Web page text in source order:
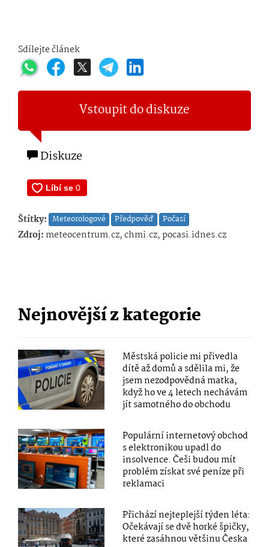
Sdílejte článek
Vstoupit do diskuze
Diskuze
Štítky: Meteorologové Předpověď Počasí
Zdroj: meteocentrum.cz, chmi.cz, pocasi.idnes.cz
Nejnovější z kategorie
Městská policie mi přivedla
dítě až domů a sdělila mi, že
jsem nezodpovědná matka,
když ho ve 4 letech nechávám
jít samotného do obchodu
Populární internetový obchod
s elektronikou upadl do
insolvence. Češi budou mít
problém získat své peníze při
reklamaci
Přichází nejteplejší týden léta:
Očekávají se dvě horké špičky,
které zasáhnou většinu Česka